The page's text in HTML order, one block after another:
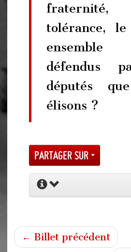
tolérance,
ensemble
défendus
députés
élisons ?
Partager sur
← Billet précédent